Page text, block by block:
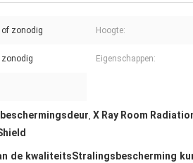
zonodig Hoogte:
Eigenschappen:
, X Ray Room
de kwaliteitsStralingsbescherming